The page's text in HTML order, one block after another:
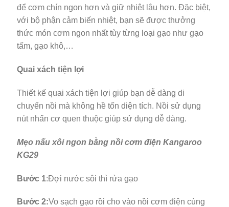
để cơm chín ngon hơn và giữ nhiệt lâu hơn. Đặc biệt,
với bộ phận cảm biến nhiệt, bạn sẽ được thưởng
thức món cơm ngon nhất tùy từng loại gạo như gạo
tấm, gạo khô,…
Quai xách tiện lợi
Thiết kế quai xách tiện lợi giúp bạn dễ dàng di
chuyển nồi mà không hề tốn diện tích. Nồi sử dụng
nút nhấn cơ quen thuộc giúp sử dụng dễ dàng.
Mẹo nấu xôi ngon bằng nồi cơm điện Kangaroo
KG29
Bước 1:Đợi nước sôi thì rửa gạo
Bước 2:Vo sạch gạo rồi cho vào nồi cơm điện cùng